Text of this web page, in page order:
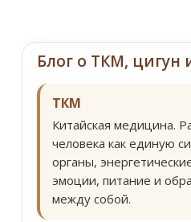
Блог о ТКМ, цигун
ТКМ
Китайская медицина.
человека как единую
органы,
эмоции, питание и
между собой.